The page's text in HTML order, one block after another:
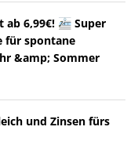
ab 6,99€! 🚈 Super
für spontane
&amp; Sommer
und Zinsen fürs